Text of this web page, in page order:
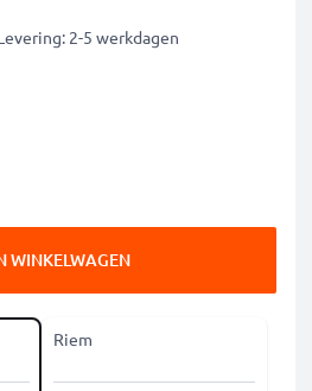
2-5 werkdagen
WINKELWAGEN
Riem